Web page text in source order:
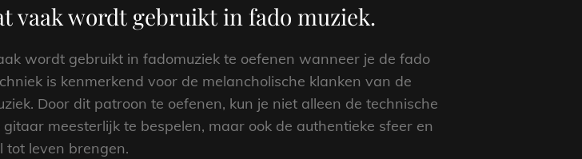
vaak wordt gebruikt in fado muziek.
wordt gebruikt in fadomuziek te oefenen wanneer je de fado
is kenmerkend voor de melancholische klanken van de
Door dit patroon te oefenen, kun je niet alleen de technische
meesterlijk te bespelen, maar ook de authentieke sfeer en
tot leven brengen.